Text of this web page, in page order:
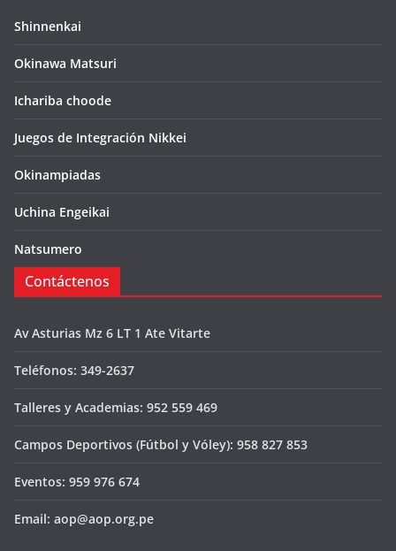
Shinnenkai
Okinawa Matsuri
Ichariba choode
Juegos de Integración Nikkei
Okinampiadas
Uchina Engeikai
Natsumero
Contáctenos
Av Asturias Mz 6 LT 1 Ate Vitarte
Teléfonos: 349-2637
Talleres y Academias: 952 559 469
Campos Deportivos (Fútbol y Vóley): 958 827 853
Eventos: 959 976 674
Email: aop@aop.org.pe